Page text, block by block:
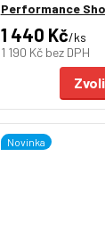
Performance
1 440 Kč/ks
1 190 Kč bez DPH
Novinka